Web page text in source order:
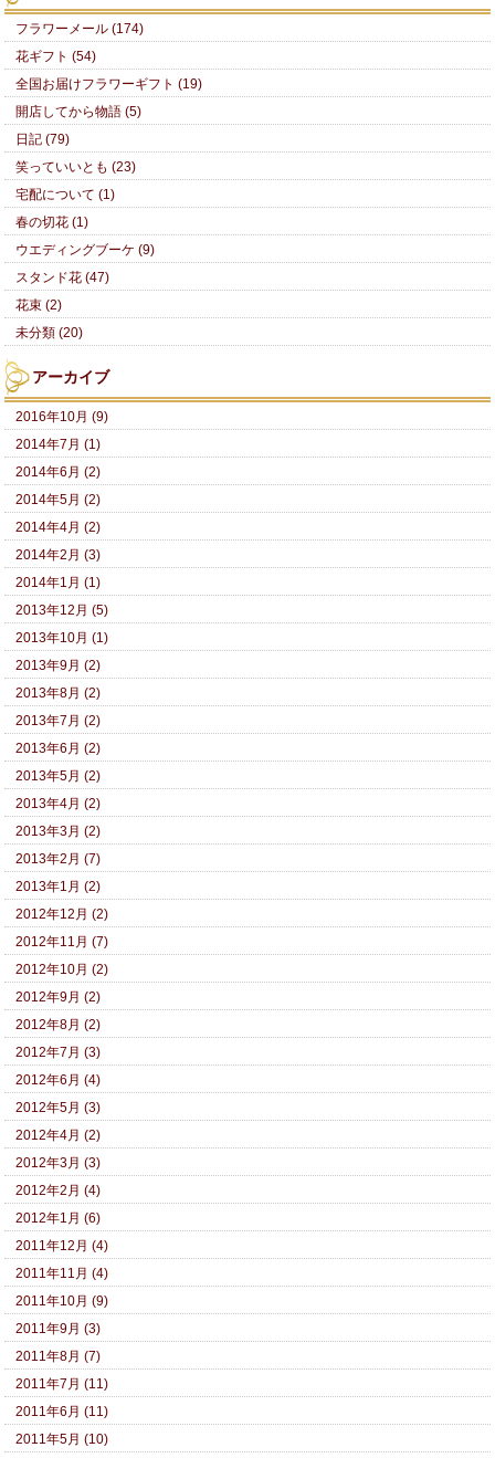
フラワーメール (174)
花ギフト (54)
全国お届けフラワーギフト (19)
開店してから物語 (5)
日記 (79)
笑っていいとも (23)
宅配について (1)
春の切花 (1)
ウエディングブーケ (9)
スタンド花 (47)
花束 (2)
未分類 (20)
アーカイブ
2016年10月 (9)
2014年7月 (1)
2014年6月 (2)
2014年5月 (2)
2014年4月 (2)
2014年2月 (3)
2014年1月 (1)
2013年12月 (5)
2013年10月 (1)
2013年9月 (2)
2013年8月 (2)
2013年7月 (2)
2013年6月 (2)
2013年5月 (2)
2013年4月 (2)
2013年3月 (2)
2013年2月 (7)
2013年1月 (2)
2012年12月 (2)
2012年11月 (7)
2012年10月 (2)
2012年9月 (2)
2012年8月 (2)
2012年7月 (3)
2012年6月 (4)
2012年5月 (3)
2012年4月 (2)
2012年3月 (3)
2012年2月 (4)
2012年1月 (6)
2011年12月 (4)
2011年11月 (4)
2011年10月 (9)
2011年9月 (3)
2011年8月 (7)
2011年7月 (11)
2011年6月 (11)
2011年5月 (10)